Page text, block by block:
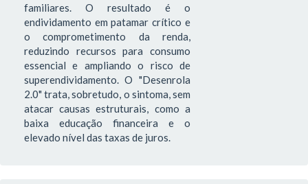
familiares. O resultado é o
endividamento em patamar crítico e
o comprometimento da renda,
reduzindo recursos para consumo
essencial e ampliando o risco de
superendividamento. O "Desenrola
2.0" trata, sobretudo, o sintoma, sem
atacar causas estruturais, como a
baixa educação financeira e o
elevado nível das taxas de juros.